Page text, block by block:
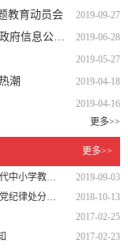
教育动员会 2019-09-27
市教体局组织开展新修订《中华人民共和国政府信息公开条例》宣传活动 2019-06-28
2019-05-27
潮 2019-04-18
2019-04-16
更多>>
更多>>
中共六安市教育局党组 六安市教育局关于加强新时代中小学教师师德师风建设的实施意见
2019-09-03
中共六安市教育局党组关于举办新修订 《中国共产党纪律处分条例》 专题学习会的通知
2018-10-13
2017-02-25
2017-02-23